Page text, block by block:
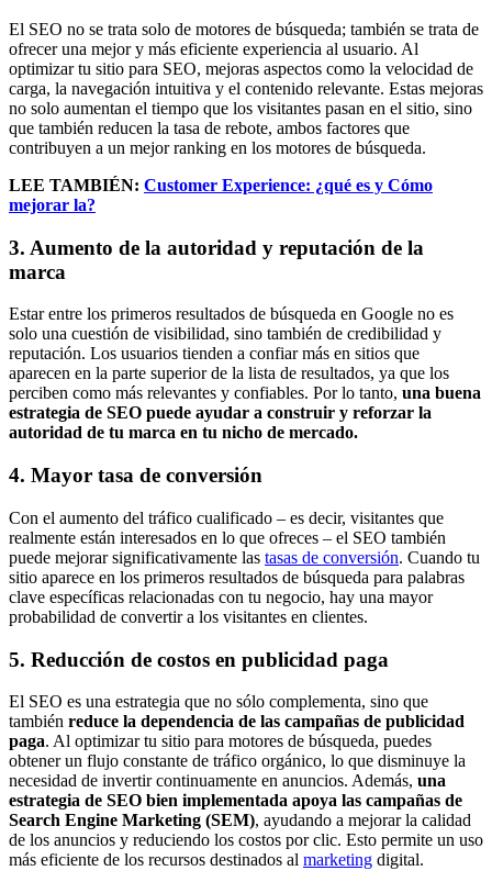
El SEO no se trata solo de motores de búsqueda; también se trata de
ofrecer una mejor y más eficiente experiencia al usuario. Al
optimizar tu sitio para SEO, mejoras aspectos como la velocidad de
carga, la navegación intuitiva y el contenido relevante. Estas mejoras
no solo aumentan el tiempo que los visitantes pasan en el sitio, sino
que también reducen la tasa de rebote, ambos factores que
contribuyen a un mejor ranking en los motores de búsqueda.
LEE TAMBIÉN: Customer Experience: ¿qué es y Cómo
mejorar la?
3. Aumento de la autoridad y reputación de la
marca
Estar entre los primeros resultados de búsqueda en Google no es
solo una cuestión de visibilidad, sino también de credibilidad y
reputación. Los usuarios tienden a confiar más en sitios que
aparecen en la parte superior de la lista de resultados, ya que los
perciben como más relevantes y confiables. Por lo tanto, una buena
estrategia de SEO puede ayudar a construir y reforzar la
autoridad de tu marca en tu nicho de mercado.
4. Mayor tasa de conversión
Con el aumento del tráfico cualificado – es decir, visitantes que
realmente están interesados en lo que ofreces – el SEO también
puede mejorar significativamente las tasas de conversión. Cuando tu
sitio aparece en los primeros resultados de búsqueda para palabras
clave específicas relacionadas con tu negocio, hay una mayor
probabilidad de convertir a los visitantes en clientes.
5. Reducción de costos en publicidad paga
El SEO es una estrategia que no sólo complementa, sino que
también reduce la dependencia de las campañas de publicidad
paga. Al optimizar tu sitio para motores de búsqueda, puedes
obtener un flujo constante de tráfico orgánico, lo que disminuye la
necesidad de invertir continuamente en anuncios. Además, una
estrategia de SEO bien implementada apoya las campañas de
Search Engine Marketing (SEM), ayudando a mejorar la calidad
de los anuncios y reduciendo los costos por clic. Esto permite un uso
más eficiente de los recursos destinados al marketing digital.